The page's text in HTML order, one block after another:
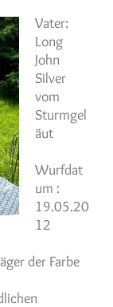
Vater:
Long
John
Silver
vom
Sturmgel
äut
Wurfdat
um :
19.05.20
12
der Farbe